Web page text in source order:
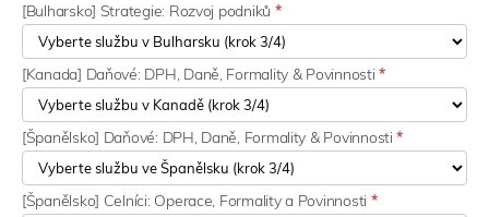
[Bulharsko] Strategie: Rozvoj podniků *
[Kanada] Daňové: DPH, Daně, Formality & Povinnosti*
[Španělsko] Daňové: DPH, Daně, Formality & Povinnosti*
[Španělsko] Celníci: Operace, Formality a Povinnosti *